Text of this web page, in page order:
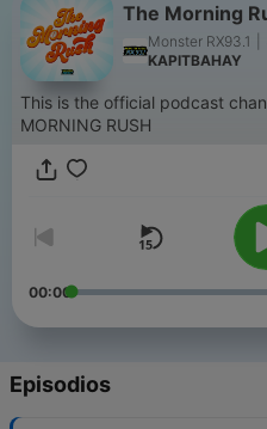
The Morning
Monster RX93.1
KAPITBAHAY
This is the official podcast
MORNING RUSH
00:00
Episodios